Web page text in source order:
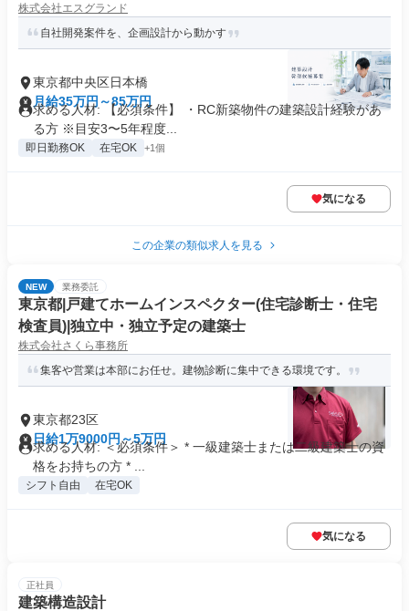
株式会社エスグランド
自社開発案件を、企画設計から動かす
東京都中央区日本橋
月給35万円～85万円
求める人材: 【必須条件】 ・RC新築物件の建築設計経験があ
る方 ※目安3〜5年程度...
即日勤務OK 在宅OK +1個
気になる
この企業の類似求人を見る
NEW 業務委託
東京都|戸建てホームインスペクター(住宅診断士・住宅
検査員)|独立中・独立予定の建築士
株式会社さくら事務所
集客や営業は本部にお任せ。建物診断に集中できる環境です。
東京都23区
日給1万9000円～5万円
求める人材: ＜必須条件＞ * 一級建築士または二級建築士の資
格をお持ちの方 * ...
シフト自由 在宅OK
気になる
正社員
建築構造設計